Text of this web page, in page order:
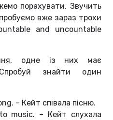
порахувати. Звучить
вже зараз трохи
and uncountable
одне із них має
знайти один
– Кейт співала пісню.
music. – Кейт слухала